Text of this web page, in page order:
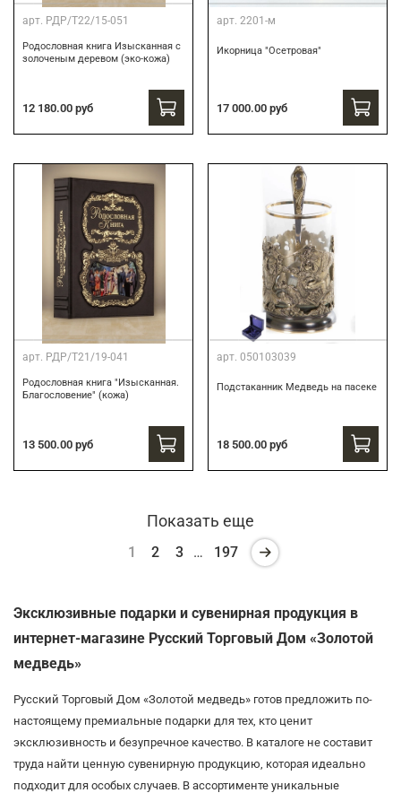
арт. РДР/Т22/15-051
Родословная книга Изысканная с
золоченым деревом (эко-кожа)
12 180.00 руб
арт. 2201-м
Икорница "Осетровая"
17 000.00 руб
арт. РДР/Т21/19-041
Родословная книга "Изысканная.
Благословение" (кожа)
13 500.00 руб
арт. 050103039
Подстаканник Медведь на пасеке
18 500.00 руб
Показать еще
1 2 3 … 197
Эксклюзивные подарки и сувенирная продукция в
интернет-магазине Русский Торговый Дом «Золотой
медведь»
Русский Торговый Дом «Золотой медведь» готов предложить по-
настоящему премиальные подарки для тех, кто ценит
эксклюзивность и безупречное качество. В каталоге не составит
труда найти ценную сувенирную продукцию, которая идеально
подходит для особых случаев. В ассортименте уникальные